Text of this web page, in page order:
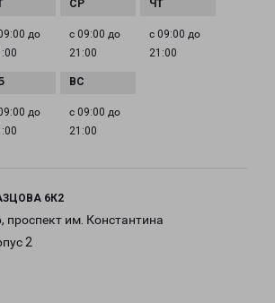
до
с 09:00 до
21:00
с 09:00 до
21:00
до
с 09:00 до
21:00
6К2
проспект им. Константина
2